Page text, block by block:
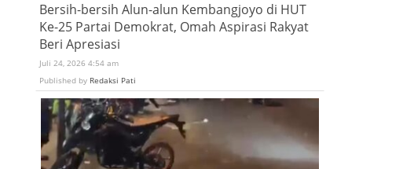
Bersih-bersih Alun-alun Kembangjoyo di HUT
Ke-25 Partai Demokrat, Omah Aspirasi Rakyat
Beri Apresiasi
Juli 24, 2026 4:54 am
Published by Redaksi Pati